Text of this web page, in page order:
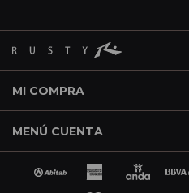
MI COMPRA
MENÚ CUENTA